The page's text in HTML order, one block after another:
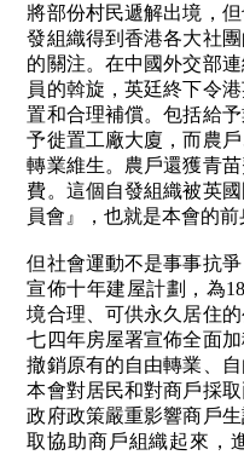
將部份村民遞解出境，
發組織得到香港各大社
的關注。在中國外交部
員的斡旋，英廷終下令
置和合理補償。包括給
予徙置工廠大廈，而農
轉業維生。農戶還獲青
費。這個自發組織被英
員會』，也就是本會的前
但社會運動不是事事抗
宣佈十年建屋計劃，為
境合理、可供永久居住
七四年房屋署宣佈全面
撤銷原有的自由轉業、
本會對居民和對商戶採
政府政策嚴重影響商戶
取協助商戶組織起來，